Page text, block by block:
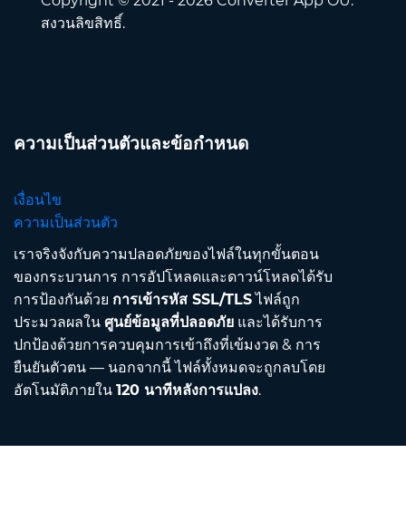
สงวนลิขสิทธิ์.
ความเป็นส่วนตัวและข้อกำหนด
เงื่อนไข
ความเป็นส่วนตัว
เราจริงจังกับความปลอดภัยของไฟล์ในทุกขั้นตอน
ของกระบวนการ การอัปโหลดและดาวน์โหลดได้รับ
การป้องกันด้วย การเข้ารหัส SSL/TLSไฟล์ถูก
ประมวลผลใน ศูนย์ข้อมูลที่ปลอดภัย และได้รับการ
ปกป้องด้วยการควบคุมการเข้าถึงที่เข้มงวด & การ
ยืนยันตัวตน — นอกจากนี้ ไฟล์ทั้งหมดจะถูกลบโดย
อัตโนมัติภายใน 120 นาทีหลังการแปลง.